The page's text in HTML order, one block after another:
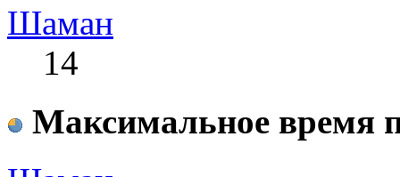
Шаман
14
Максимальное время